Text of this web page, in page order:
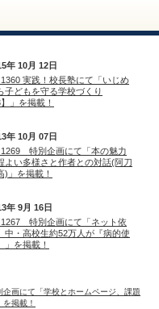
年 10月 12日
実践！校長塾にて「いじめ
子どもを守る学校づくり
】」を掲載！
年 10月 07日
特別企画にて「本の魅力
よい多様さと作者との対話(阿刀
)」を掲載！
年 9月 16日
特別企画にて「ネット依
・高校生約52万人が『病的使
」を掲載！
画にて「学校とホームページ、課題
を掲載！